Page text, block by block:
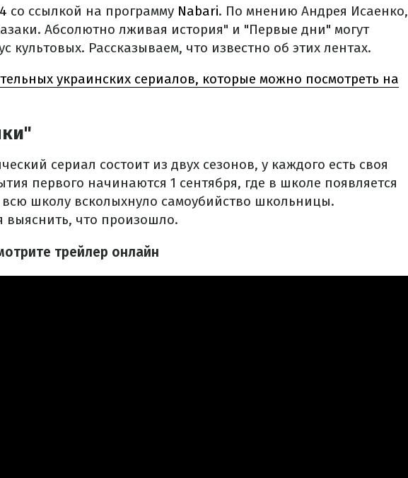
со ссылкой на программу Nabari. По мнению Андрея Исаенко,
Абсолютно лживая история" и "Первые дни" могут
культовых. Рассказываем, что известно об этих лентах.
украинских сериалов, которые можно посмотреть на
сериал состоит из двух сезонов, у каждого есть своя
первого начинаются 1 сентября, где в школе появляется
всю школу всколыхнуло самоубийство школьницы.
выяснить, что произошло.
трейлер онлайн